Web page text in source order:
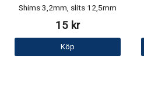
Shims 3,2mm, slits 12,5mm
15 kr
Köp